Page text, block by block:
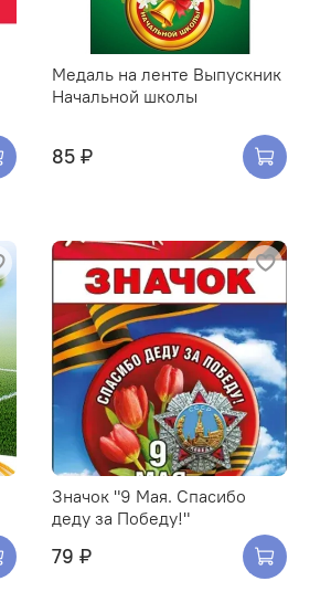
Медаль на ленте Выпускник
Начальной школы
85 ₽
Значок "9 Мая. Спасибо
деду за Победу!"
79 ₽